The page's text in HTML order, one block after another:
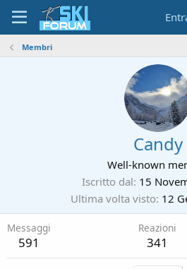
Membri
Candy
Well-known
Iscritto dal 15
Ultima volta visto 12
Messaggi
591
Reazioni
341